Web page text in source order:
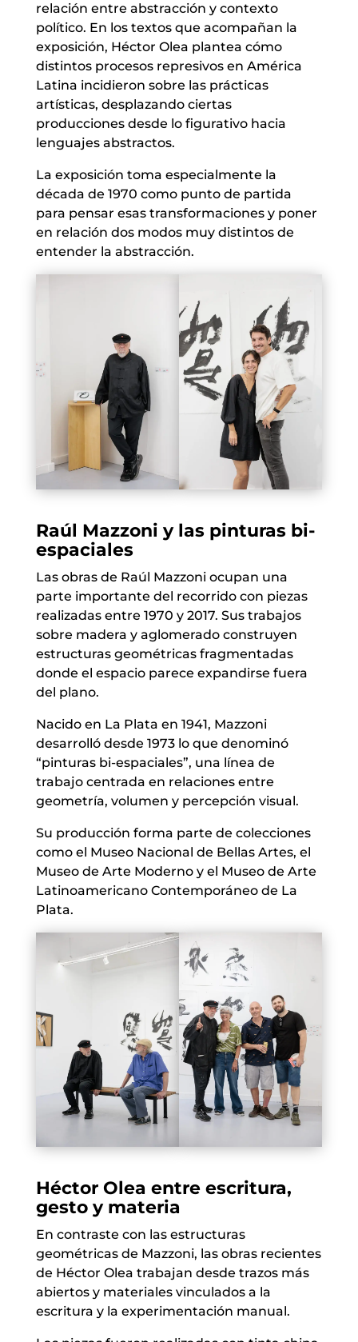
relación entre abstracción y contexto
político. En los textos que acompañan la
exposición, Héctor Olea plantea cómo
distintos procesos represivos en América
Latina incidieron sobre las prácticas
artísticas, desplazando ciertas
producciones desde lo figurativo hacia
lenguajes abstractos.
La exposición toma especialmente la
década de 1970 como punto de partida
para pensar esas transformaciones y poner
en relación dos modos muy distintos de
entender la abstracción.
Raúl Mazzoni y las pinturas bi-
espaciales
Las obras de Raúl Mazzoni ocupan una
parte importante del recorrido con piezas
realizadas entre 1970 y 2017. Sus trabajos
sobre madera y aglomerado construyen
estructuras geométricas fragmentadas
donde el espacio parece expandirse fuera
del plano.
Nacido en La Plata en 1941, Mazzoni
desarrolló desde 1973 lo que denominó
“pinturas bi-espaciales”, una línea de
trabajo centrada en relaciones entre
geometría, volumen y percepción visual.
Su producción forma parte de colecciones
como el Museo Nacional de Bellas Artes, el
Museo de Arte Moderno y el Museo de Arte
Latinoamericano Contemporáneo de La
Plata.
Héctor Olea entre escritura,
gesto y materia
En contraste con las estructuras
geométricas de Mazzoni, las obras recientes
de Héctor Olea trabajan desde trazos más
abiertos y materiales vinculados a la
escritura y la experimentación manual.